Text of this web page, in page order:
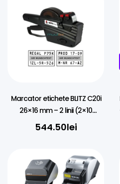
Marcator etichete BLITZ C20i
26×16 mm – 2 linii (2×10
alfanumeric) | Preț, EXP, LOT
544.50lei